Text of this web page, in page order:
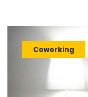
Coworking